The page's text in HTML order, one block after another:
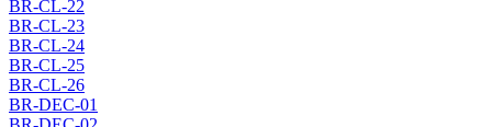
BR-CL-22
BR-CL-23
BR-CL-24
BR-CL-25
BR-CL-26
BR-DEC-01